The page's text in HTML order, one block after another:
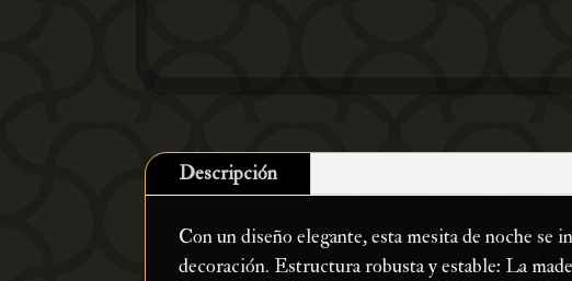
Descripción
Con un diseño elegante, esta mesita de noche
decoración. Estructura robusta y estable: La